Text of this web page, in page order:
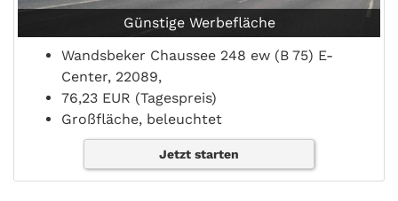
Günstige Werbefläche
Wandsbeker Chaussee 248 ew (B 75) E-
Center, 22089,
76,23 EUR (Tagespreis)
Großfläche, beleuchtet
Jetzt starten